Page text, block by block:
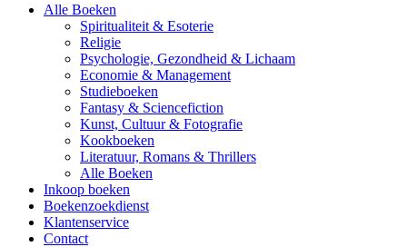
Alle Boeken
Spiritualiteit & Esoterie
Religie
Psychologie, Gezondheid & Lichaam
Economie & Management
Studieboeken
Fantasy & Sciencefiction
Kunst, Cultuur & Fotografie
Kookboeken
Literatuur, Romans & Thrillers
Alle Boeken
Inkoop boeken
Boekenzoekdienst
Klantenservice
Contact